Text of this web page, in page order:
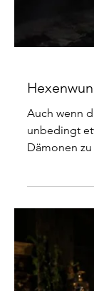
Auch wenn